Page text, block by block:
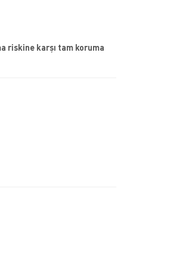
riskine karşı tam koruma